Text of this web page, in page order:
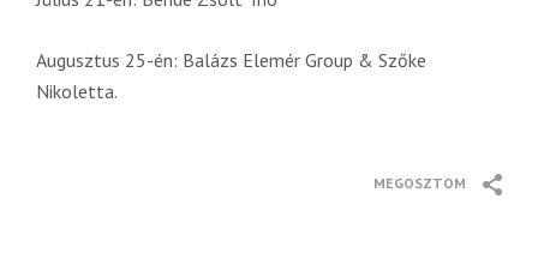
Augusztus 25-én: Balázs Elemér Group & Szőke
Nikoletta.
MEGOSZTOM